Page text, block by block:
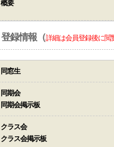
概要
登録情報（詳細は会員登録後に閲
同窓生
同期会
同期会掲示板
クラス会
クラス会掲示板